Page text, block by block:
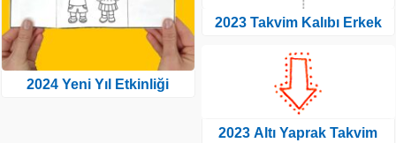
2024 Yeni Yıl Etkinliği
2023 Takvim Kalıbı Erkek
2023 Altı Yaprak Takvim